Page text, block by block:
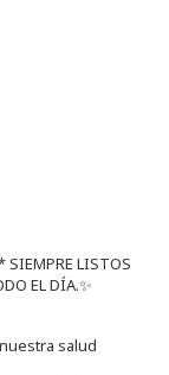
SIEMPRE LISTOS
EL DÍA.✨